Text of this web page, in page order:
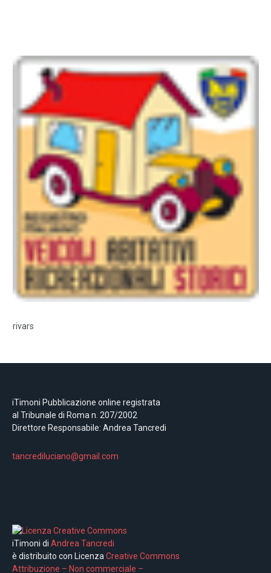
rivars
iTimoni Pubblicazione online registrata
al Tribunale di Roma n. 207/2002
Direttore Responsabile: Andrea Tancredi
tancrediluciano@gmail.com
iTimoni di Andrea Tancredi
è distribuito con LicenzaCreative Commons
Attribuzione – Non commerciale –